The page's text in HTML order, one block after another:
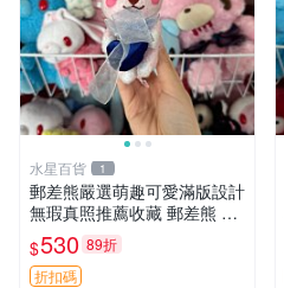
水星百貨 1
郵差熊嚴選萌趣可愛滿版設計
無瑕真照推薦收藏 郵差熊 熊
抱枕 紅薯啵啵間
$530 89折
折扣碼